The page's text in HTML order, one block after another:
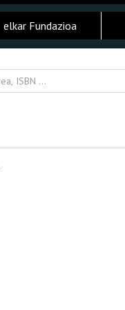
elkar Fundazioa